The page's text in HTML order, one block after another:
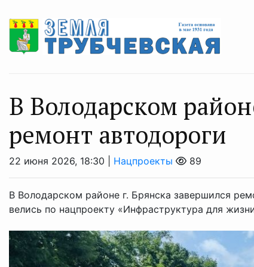
В Володарском
ремонт автодороги
22 июня 2026, 18:30 | Нацпроекты 89
В Володарском районе г. Брянска завершился
велись по нацпроекту «Инфраструктура для